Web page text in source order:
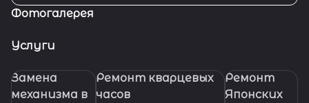
Фотогалерея
Услуги
Замена
механизма в
Ремонт кварцевых
часов
Ремонт
Японских